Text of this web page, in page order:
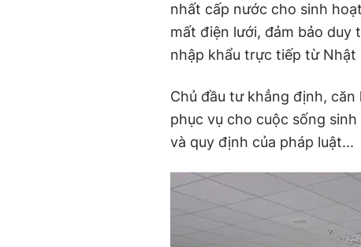
nhất cấp nước cho sinh
mất điện lưới, đảm bảo duy
nhập khẩu trực tiếp từ Nhật
Chủ đầu tư khẳng định,
phục vụ cho cuộc sống
và quy định của pháp luật...